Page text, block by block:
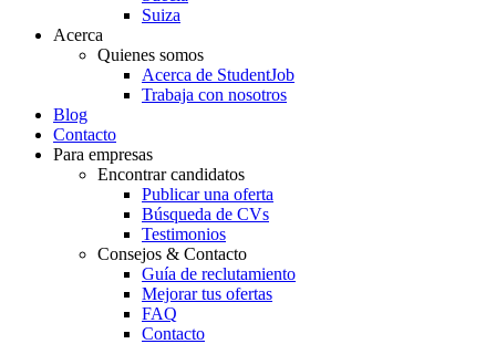
Suiza
Acerca
Quienes somos
Acerca de StudentJob
Trabaja con nosotros
Blog
Contacto
Para empresas
Encontrar candidatos
Publicar una oferta
Búsqueda de CVs
Testimonios
Consejos & Contacto
Guía de reclutamiento
Mejorar tus ofertas
FAQ
Contacto